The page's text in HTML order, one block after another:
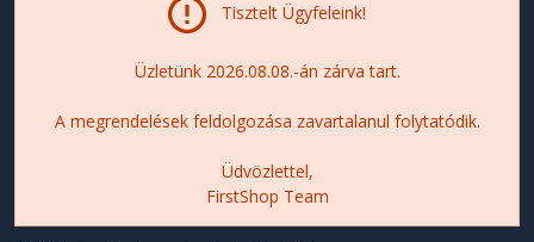
Tisztelt Ügyfeleink!
Üzletünk 2026.08.08.-án zárva tart.
A megrendelések feldolgozása zavartalanul folytatódik.
Üdvözlettel,
FirstShop Team